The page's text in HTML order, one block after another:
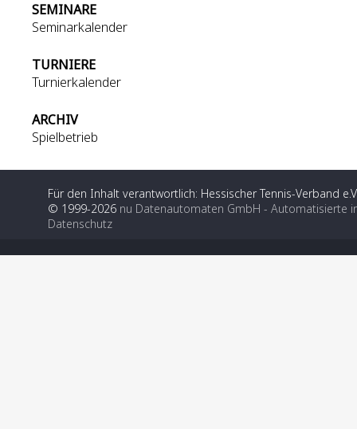
SEMINARE
Seminarkalender
TURNIERE
Turnierkalender
ARCHIV
Spielbetrieb
Für den Inhalt verantwortlich: Hessischer Tennis-Verband
© 1999-2026 nu Datenautomaten GmbH - Automatisierte
Datenschutz